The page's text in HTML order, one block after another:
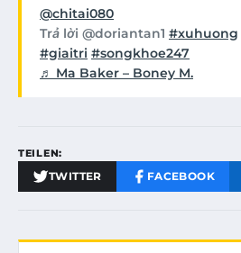
@chitai080
Trả lời @doriantan1 #xuhuong
#giaitri #songkhoe247
♬ Ma Baker – Boney M.
TEILEN:
TWITTER FACEBOOK